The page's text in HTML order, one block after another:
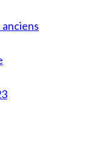
anciens